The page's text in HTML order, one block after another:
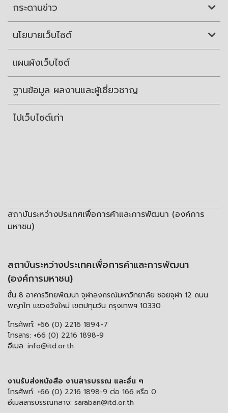
กระดานข่าว
นโยบายเว็บไซต์
แผนผังเว็บไซต์
ฐานข้อมูล ผลงานและผู้เชี่ยวชาญ
ไปเว็บไซต์เก่า
สถาบันระหว่างประเทศเพื่อการค้าและการพัฒนา (องค์การ
มหาชน)
สถาบันระหว่างประเทศเพื่อการค้าและการพัฒนา
(องค์การมหาชน)
ชั้น 8 อาคารวิทยพัฒนา จุฬาลงกรณ์มหาวิทยาลัย ซอยจุฬา 12 ถนน
พญาไท แขวงวังใหม่ เขตปทุมวัน กรุงเทพฯ 10330
โทรศัพท์: +66 (0) 2216 1894-7
โทรสาร: +66 (0) 2216 1898-9
อีเมล: info@itd.or.th
งานรับส่งหนังสือ งานสารบรรณ และอื่น ๆ
โทรศัพท์: +66 (0) 2216 1898-9 ต่อ 166 หรือ 0
อีเมลสารบรรณกลาง: saraban@itd.or.th